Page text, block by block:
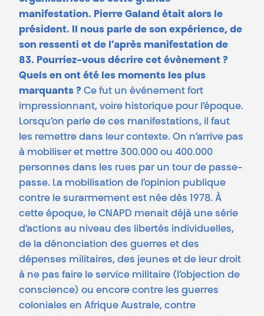
manifestation. Pierre Galand était alors le
président. Il nous parle de son expérience, de
son ressenti et de l’après manifestation de
83. Pourriez-vous décrire cet évènement ?
Quels en ont été les moments les plus
marquants ? Ce fut un événement fort
impressionnant, voire historique pour l’époque.
Lorsqu’on parle de ces manifestations, il faut
les remettre dans leur contexte. On n’arrive pas
à mobiliser et mettre 300.000 ou 400.000
personnes dans les rues par un tour de passe-
passe. La mobilisation de l’opinion publique
contre le surarmement est née dès 1978. À
cette époque, le CNAPD menait déjà une série
d’actions au niveau des libertés individuelles,
de la dénonciation des guerres et des
dépenses militaires, des jeunes et de leur droit
à ne pas faire le service militaire (l’objection de
conscience) ou encore contre les guerres
coloniales en Afrique Australe, contre